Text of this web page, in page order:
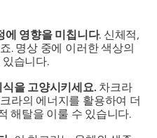
에 영향을 미칩니다. 신체적,
. 명상 중에 이러한 색상의
습니다.
을 고양시키세요. 차크라
라의 에너지를 활용하여 더
해탈을 이룰 수 있습니다.